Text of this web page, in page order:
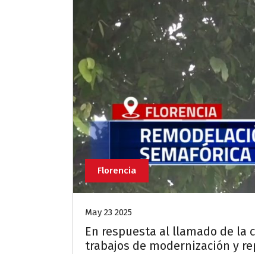
Florencia
May 23 2025
En respuesta al llamado de la
trabajos de modernización y